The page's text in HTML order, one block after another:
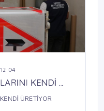
KENDİ ...
ÜRETİYOR